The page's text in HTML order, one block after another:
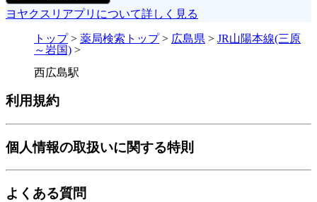
ヨヤクスリアプリについて詳しく見る
トップ> 薬局検索トップ> 広島県 > JR山陽本線(三原
～岩国) >
西広島駅
利用規約
個人情報の取扱いに関する特則
よくある質問